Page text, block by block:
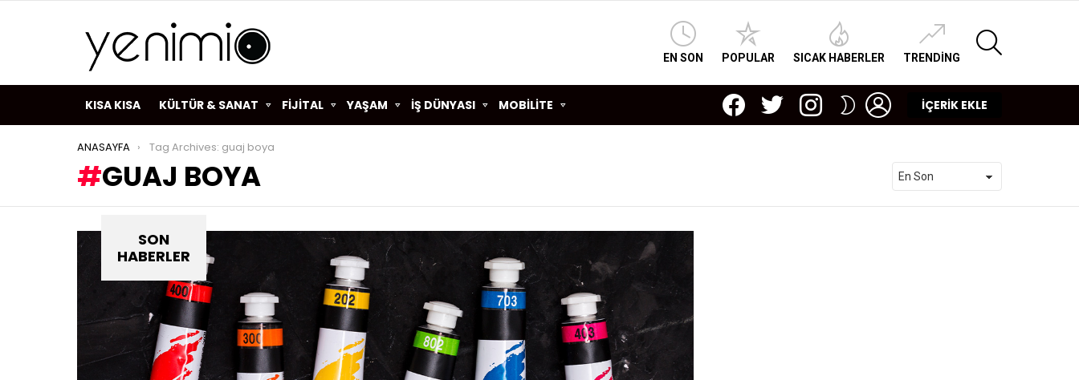
EN SON POPULAR SICAK HABERLER TRENDING
KISA KISA KÜLTÜR & SANAT FİJİTAL YAŞAM İŞ DÜNYASI MOBİLİTE
facebooktwitter instagram
SWITCH
SKIN
İÇERİK EKLE
You are here:
ANASAYFA Tag Archives: guaj boya
GUAJ BOYA
SON
HABERLER